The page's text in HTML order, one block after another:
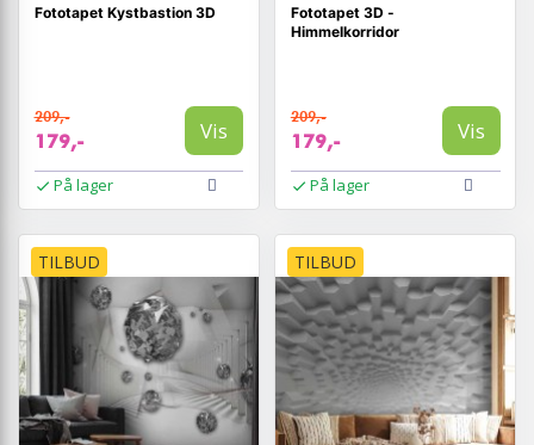
Fototapet Kystbastion 3D
209,-
179,- Vis
På lager
Fototapet 3D -
Himmelkorridor
209,-
179,- Vis
På lager
TILBUD TILBUD